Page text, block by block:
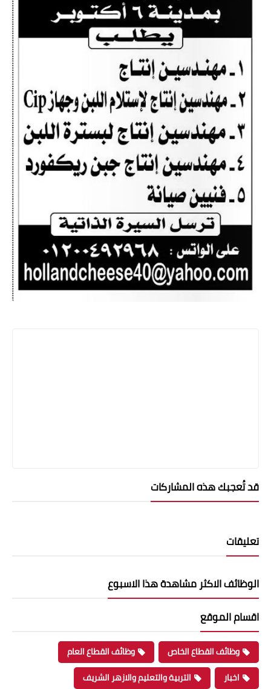
قد تُعجبك هذه المشاركات
تعليقات
الوظائف الاكثر مشاهدة هذا الاسبوع
اقسام الموقع
وظائف القطاع الخاص
وظائف القطاع العام
اخبار
التربية والتعليم والازهر الشريف